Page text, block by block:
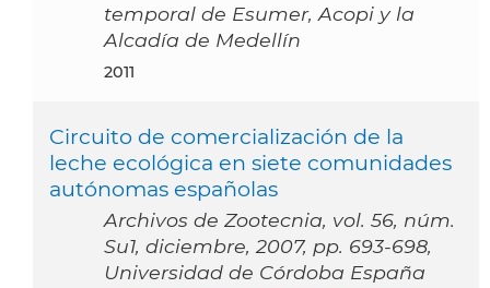
temporal de Esumer, Acopi y la
Alcadía de Medellín
2011
Circuito de comercialización de la
leche ecológica en siete comunidades
autónomas españolas
Archivos de Zootecnia, vol. 56, núm.
Su1, diciembre, 2007, pp. 693-698,
Universidad de Córdoba España